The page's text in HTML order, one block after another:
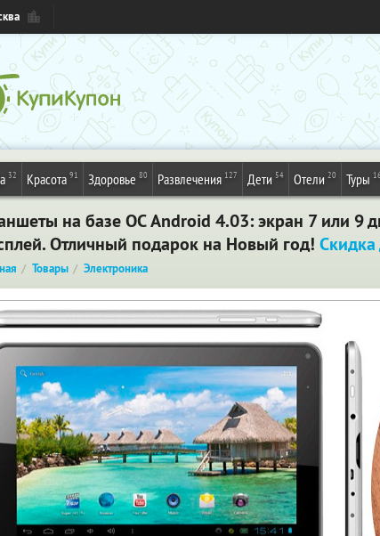
32 Красота 91 Здоровье 80 Развлечения 127 Дети 54 Отели 20 Туры 16
на базе ОС Android 4.03: экран 7 или 9
Отличный подарок на Новый год!
Товары Электроника